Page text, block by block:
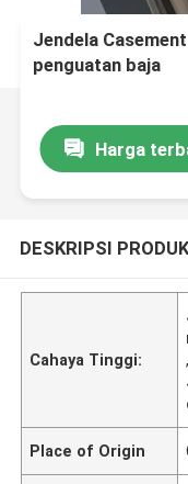
Jendela
penguatan baja
Harga
DESKRIPSI PRODUK
Cahaya Tinggi:
,
Place of Origin